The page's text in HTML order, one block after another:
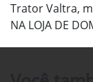
Trator Valtra,
NA LOJA DE